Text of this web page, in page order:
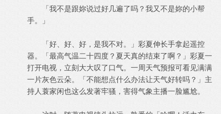
「我不是跟妳说过好几遍了吗？我又不是妳的小帮
手。」
「好、好、好，是我不对。」彩夏伸长手拿起遥控
器。「最高气温二十四度？夏天真的结束了啊？」彩夏一
打开电视，立刻大大叹了口气。一周天气预报可看见满满
一片灰色云朵。「不能想点什么办法让天气好转吗？」主
持人蓑家闲也这么发著牢骚，害得气象主播一脸尴尬。